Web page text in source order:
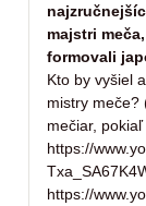
majstri
formovali
Kto by vyšiel
mistry meče?
mečiar,
https://
https://